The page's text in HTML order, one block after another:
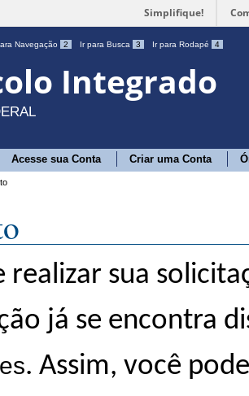
Simplifique!
Navegação 2 Ir para Busca 3 Ir para Rodapé 4
Integrado
Acesse sua Conta Criar uma Conta
realizar sua
já se encontra
. Assim, você